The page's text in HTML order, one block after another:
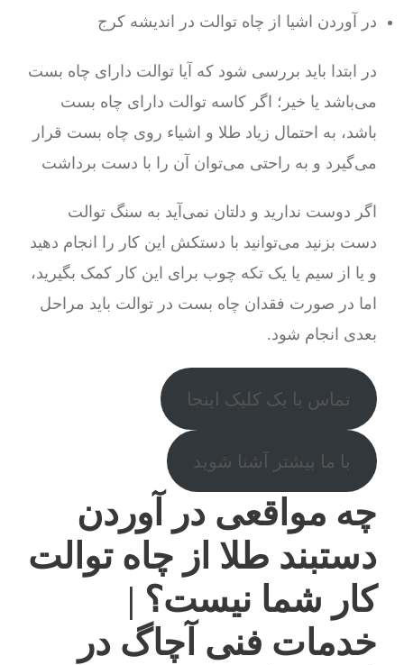
در آوردن اشیا از چاه توالت در اندیشه کرج
در ابتدا باید بررسی شود که آیا توالت دارای چاه بست
می‌باشد یا خیر؛ اگر کاسه توالت دارای چاه بست
باشد، به احتمال زیاد طلا و اشیاء روی چاه بست قرار
می‌گیرد و به راحتی می‌توان آن را با دست برداشت
اگر دوست ندارید و دلتان نمی‌آید به سنگ توالت
دست بزنید می‌توانید با دستکش این کار را انجام دهید
و یا از سیم یا یک تکه چوب برای این کار کمک بگیرید،
اما در صورت فقدان چاه بست در توالت باید مراحل
بعدی انجام شود.
تماس با یک کلیک اینجا
با ما بیشتر آشنا شوید
چه مواقعی در آوردن
دستبند طلا از چاه توالت
کار شما نیست؟ |
خدمات فنی آچاگ در